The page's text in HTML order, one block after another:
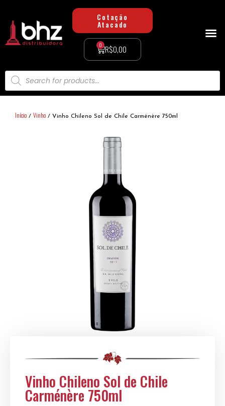
Cotação
Atacado
R$0,00
0
Início / Vinho / Vinho Chileno Sol de Chile Carménère 750ml
Vinho Chileno Sol de Chile
Carménère 750ml